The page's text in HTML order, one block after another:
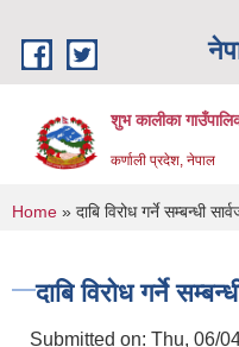
शुभ कालीका
कर्णाली प्रदेश, नेपाल
You are here
Home » दाबि विरोध गर्ने सम्बन्धी
दाबि विरोध गर्ने
Submitted on: Thu, 06/